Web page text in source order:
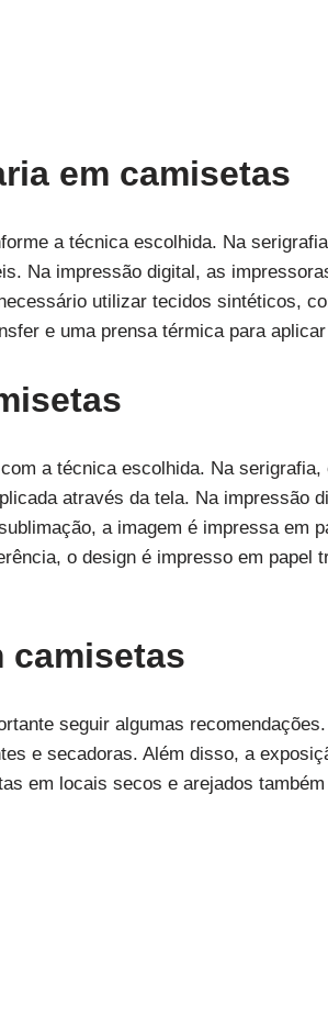
em camisetas
a técnica escolhida. Na
Na impressão digital, as
utilizar tecidos sintéticos,
e uma prensa térmica para
a técnica escolhida. Na
através da tela. Na impressão
a imagem é impressa em
o design é impresso em papel
camisetas
seguir algumas
e secadoras. Além disso, a
em locais secos e arejados